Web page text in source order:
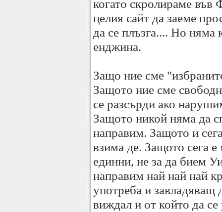
когато скролираме
целия сайт да заеме
да се плъзга.... Но няма
енджина.
Защо ние сме
Защото ние сме
се разсърди ако
Защото никой няма да
направим. Защото и
взима де. Защото сега
единни, не за да бием
направим най най най
употреба и завладяващ
виждал и от който да